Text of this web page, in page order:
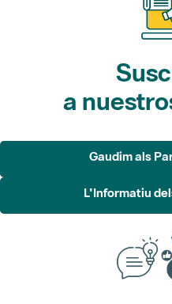
a
Gaudim als
L'Informatiu